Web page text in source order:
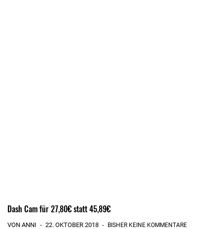
Dash Cam für 27,80€ statt 45,89€
VON ANNI 22. OKTOBER 2018 BISHER KEINE KOMMENTARE